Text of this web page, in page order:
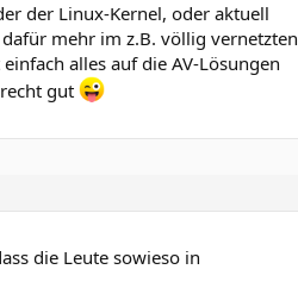
der Linux-Kernel, oder aktuell
mehr im z.B. völlig vernetzten
alles auf die AV-Lösungen
gut
die Leute sowieso in